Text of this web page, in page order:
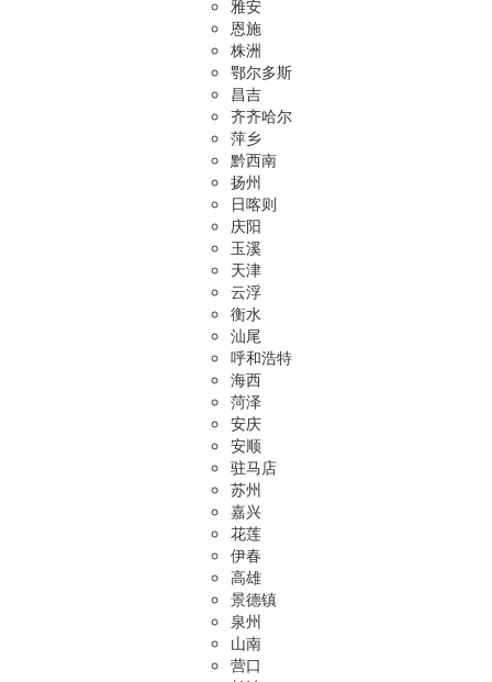
雅安
恩施
株洲
鄂尔多斯
昌吉
齐齐哈尔
萍乡
黔西南
扬州
日喀则
庆阳
玉溪
天津
云浮
衡水
汕尾
呼和浩特
海西
菏泽
安庆
安顺
驻马店
苏州
嘉兴
花莲
伊春
高雄
景德镇
泉州
山南
营口